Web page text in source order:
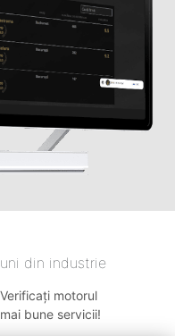
din industrie
motorul
bune servicii!